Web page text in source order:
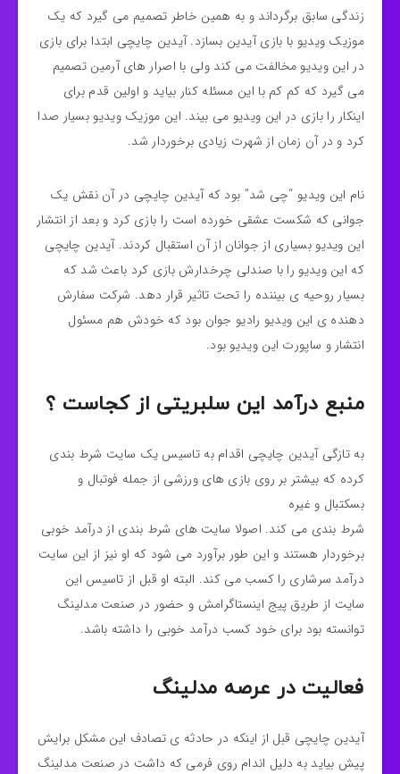
زندگی سابق برگرداند و به همین خاطر تصمیم می گیرد که یک
موزیک ویدیو با بازی آیدین بسازد. آیدین چایچی ابتدا برای بازی
در این ویدیو مخالفت می کند ولی با اصرار های آرمین تصمیم
می گیرد که کم کم با این مسئله کنار بیاید و اولین قدم برای
اینکار را بازی در این ویدیو می بیند. این موزیک ویدیو بسیار صدا
کرد و در آن زمان از شهرت زیادی برخوردار شد.
نام این ویدیو “چی شد” بود که آیدین چایچی در آن نقش یک
جوانی که شکست عشقی خورده است را بازی کرد و بعد از انتشار
این ویدیو بسیاری از جوانان از آن استقبال کردند. آیدین چایچی
که این ویدیو را با صندلی چرخدارش بازی کرد باعث شد که
بسیار روحیه ی بیننده را تحت تاثیر قرار دهد. شرکت سفارش
دهنده ی این ویدیو رادیو جوان بود که خودش هم مسئول
انتشار و ساپورت این ویدیو بود.
منبع درآمد این سلبریتی از کجاست ؟
به تازگی آیدین چایچی اقدام به تاسیس یک سایت شرط بندی
کرده که بیشتر بر روی بازی های ورزشی از جمله فوتبال و
بسکتبال و غیره
شرط بندی می کند. اصولا سایت های شرط بندی از درآمد خوبی
برخوردار هستند و این طور برآورد می شود که او نیز از این سایت
درآمد سرشاری را کسب می کند. البته او قبل از تاسیس این
سایت از طریق پیج اینستاگرامش و حضور در صنعت مدلینگ
توانسته بود برای خود کسب درآمد خوبی را داشته باشد.
فعالیت در عرصه مدلینگ
آیدین چایچی قبل از اینکه در حادثه ی تصادف این مشکل برایش
پیش بیاید به دلیل اندام روی فرمی که داشت در صنعت مدلینگ